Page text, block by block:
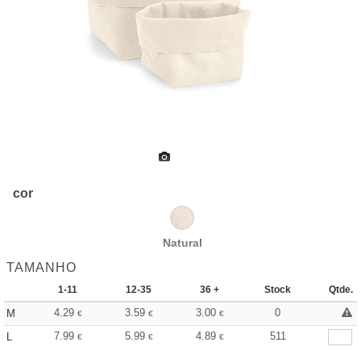
cor
Natural
TAMANHO
1-11 12-35 36 + Stock Qtde.
M 4.29 € 3.59 € 3.00 €
0
L
7.99 € 5.99 € 4.89 € 511